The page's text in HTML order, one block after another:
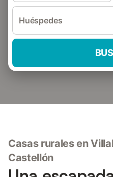
Huéspedes
Casas rurales en
Castellón